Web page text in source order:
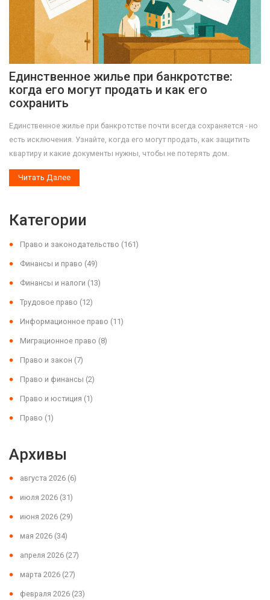
Единственное жилье при банкротстве:
когда его могут продать и как его
сохранить
Единственное жилье при банкротстве почти всегда сохраняется - но
есть исключения. Узнайте, когда его могут продать, как защитить
квартиру и какие документы нужны, чтобы не потерять дом.
Читать Далее
Категории
Право и законодательство (161)
Финансы и право (49)
Финансы и налоги (13)
Трудовое право (12)
Информационное право (11)
Миграционное право (8)
Право и закон (7)
Право и финансы (2)
Право и юстиция (1)
Право (1)
Архивы
августа 2026 (6)
июля 2026 (31)
июня 2026 (29)
мая 2026 (34)
апреля 2026 (27)
марта 2026 (27)
февраля 2026 (23)